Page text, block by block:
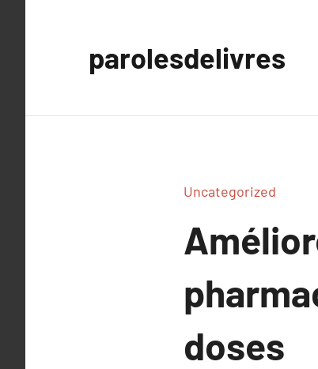
parolesdelivres
Uncategorized
doses